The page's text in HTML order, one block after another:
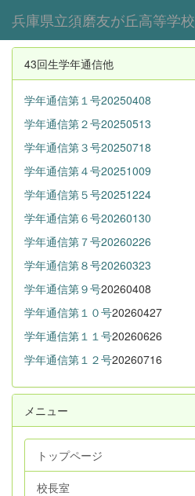
兵庫県立須磨友が丘高等学校
43回生学年通信他
学年通信第１号20250408
学年通信第２号20250513
学年通信第３号20250718
学年通信第４号20251009
学年通信第５号20251224
学年通信第６号20260130
学年通信第７号20260226
学年通信第８号20260323
学年通信第９号20260408
学年通信第１０号20260427
学年通信第１１号20260626
学年通信第１２号20260716
メニュー
トップページ
校長室